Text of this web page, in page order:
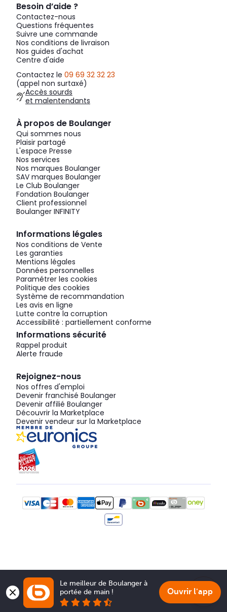
Besoin d’aide ?
Contactez-nous
Questions fréquentes
Suivre une commande
Nos conditions de livraison
Nos guides d'achat
Centre d'aide
Contactez le 09 69 32 32 23
(appel non surtaxé)
Accès sourds
et malentendants
À propos de Boulanger
Qui sommes nous
Plaisir partagé
L'espace Presse
Nos services
Nos marques Boulanger
SAV marques Boulanger
Le Club Boulanger
Fondation Boulanger
Client professionnel
Boulanger INFINITY
Informations légales
Nos conditions de Vente
Les garanties
Mentions légales
Données personnelles
Paramétrer les cookies
Politique des cookies
Système de recommandation
Les avis en ligne
Lutte contre la corruption
Accessibilité : partiellement conforme
Informations sécurité
Rappel produit
Alerte fraude
Rejoignez-nous
Nos offres d'emploi
Devenir franchisé Boulanger
Devenir affilié Boulanger
Découvrir la Marketplace
Devenir vendeur sur la Marketplace
Le meilleur de Boulanger à
portée de main !
Ouvrir l'app